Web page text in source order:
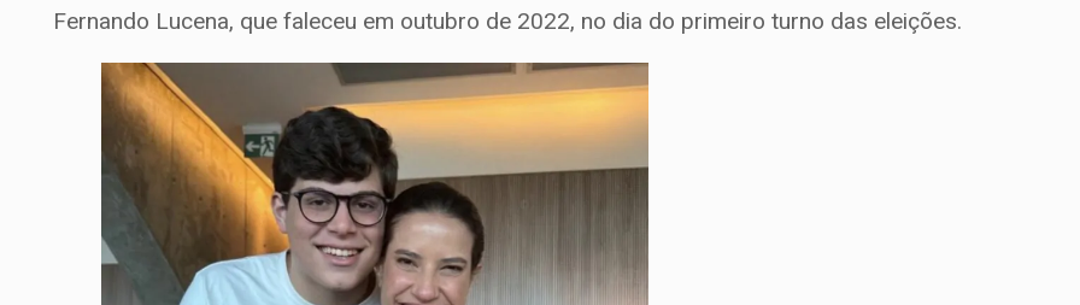
Fernando Lucena, que faleceu em outubro de 2022, no dia do primeiro turno das eleições.